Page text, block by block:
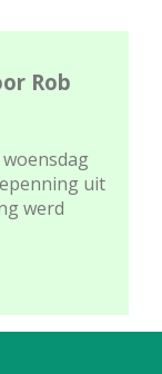
Rob
uit
werd